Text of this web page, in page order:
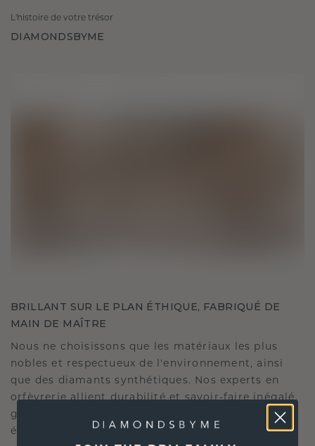
L'histoire de votre trésor
DIAMONDSBYME
BRILLANT SUR LE PLAN ÉTHIQUE, FABRIQUÉ DE
MAIN DE MAÎTRE
Nous ne choisissons que les matériaux les plus
nobles et respectueux de l'environnement, ainsi
que des diamants synthétiques. Nos experts en
orfèvrerie allient durabilité et savoir-faire inégalé,
garantissant ainsi que vos bijoux sont aussi
éthiques qu'exquis.